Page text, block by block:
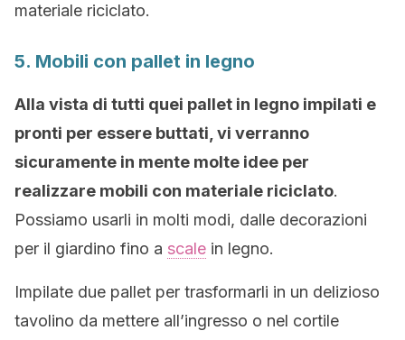
materiale riciclato.
5. Mobili con pallet in legno
Alla vista di tutti quei pallet in legno impilati e
pronti per essere buttati, vi verranno
sicuramente in mente molte idee per
realizzare mobili con materiale riciclato.
Possiamo usarli in molti modi, dalle decorazioni
per il giardino fino a scale in legno.
Impilate due pallet per trasformarli in un delizioso
tavolino da mettere all’ingresso o nel cortile